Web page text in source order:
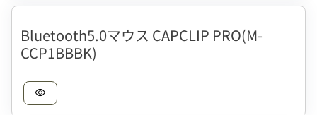
Bluetooth5.0マウス CAPCLIP PRO(M-
CCP1BBBK)
visibility